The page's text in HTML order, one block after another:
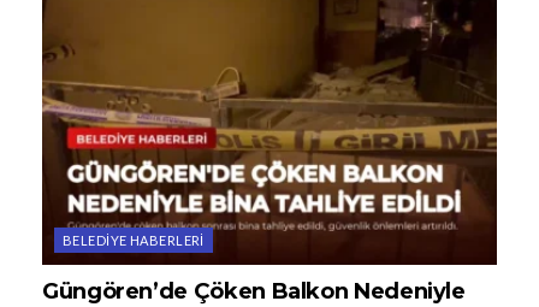
BELEDIYE HABERLERI
Güngören’de Çöken Balkon Nedeniyle